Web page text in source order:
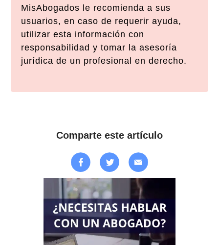
MisAbogados le recomienda a sus
usuarios, en caso de requerir ayuda,
utilizar esta información con
responsabilidad y tomar la asesoría
jurídica de un profesional en derecho.
Comparte este artículo